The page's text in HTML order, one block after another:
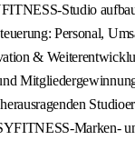
Studio
Personal,
&
Marken-